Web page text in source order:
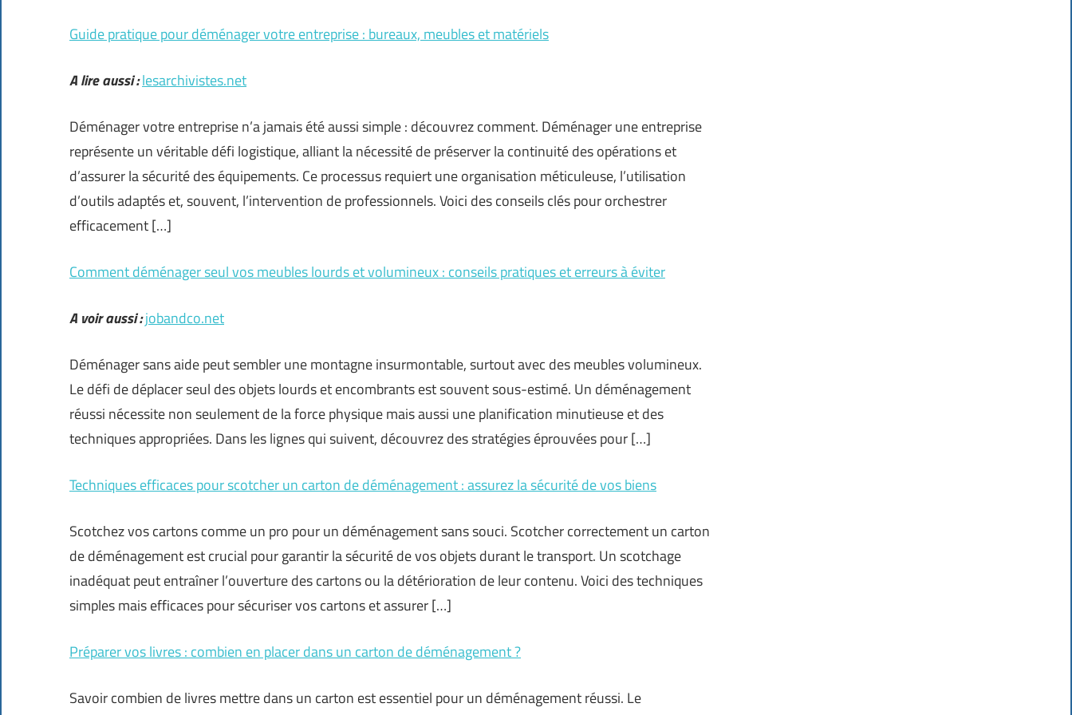
Guide pratique pour déménager votre entreprise : bureaux, meubles et matériels
A lire aussi :lesarchivistes.net
Déménager votre entreprise n’a jamais été aussi simple : découvrez comment. Déménager une entreprise
représente un véritable défi logistique, alliant la nécessité de préserver la continuité des opérations et
d’assurer la sécurité des équipements. Ce processus requiert une organisation méticuleuse, l’utilisation
d’outils adaptés et, souvent, l’intervention de professionnels. Voici des conseils clés pour orchestrer
efficacement […]
Comment déménager seul vos meubles lourds et volumineux : conseils pratiques et erreurs à éviter
A voir aussi :jobandco.net
Déménager sans aide peut sembler une montagne insurmontable, surtout avec des meubles volumineux.
Le défi de déplacer seul des objets lourds et encombrants est souvent sous-estimé. Un déménagement
réussi nécessite non seulement de la force physique mais aussi une planification minutieuse et des
techniques appropriées. Dans les lignes qui suivent, découvrez des stratégies éprouvées pour […]
Techniques efficaces pour scotcher un carton de déménagement : assurez la sécurité de vos biens
Scotchez vos cartons comme un pro pour un déménagement sans souci. Scotcher correctement un carton
de déménagement est crucial pour garantir la sécurité de vos objets durant le transport. Un scotchage
inadéquat peut entraîner l’ouverture des cartons ou la détérioration de leur contenu. Voici des techniques
simples mais efficaces pour sécuriser vos cartons et assurer […]
Préparer vos livres : combien en placer dans un carton de déménagement ?
Savoir combien de livres mettre dans un carton est essentiel pour un déménagement réussi. Le